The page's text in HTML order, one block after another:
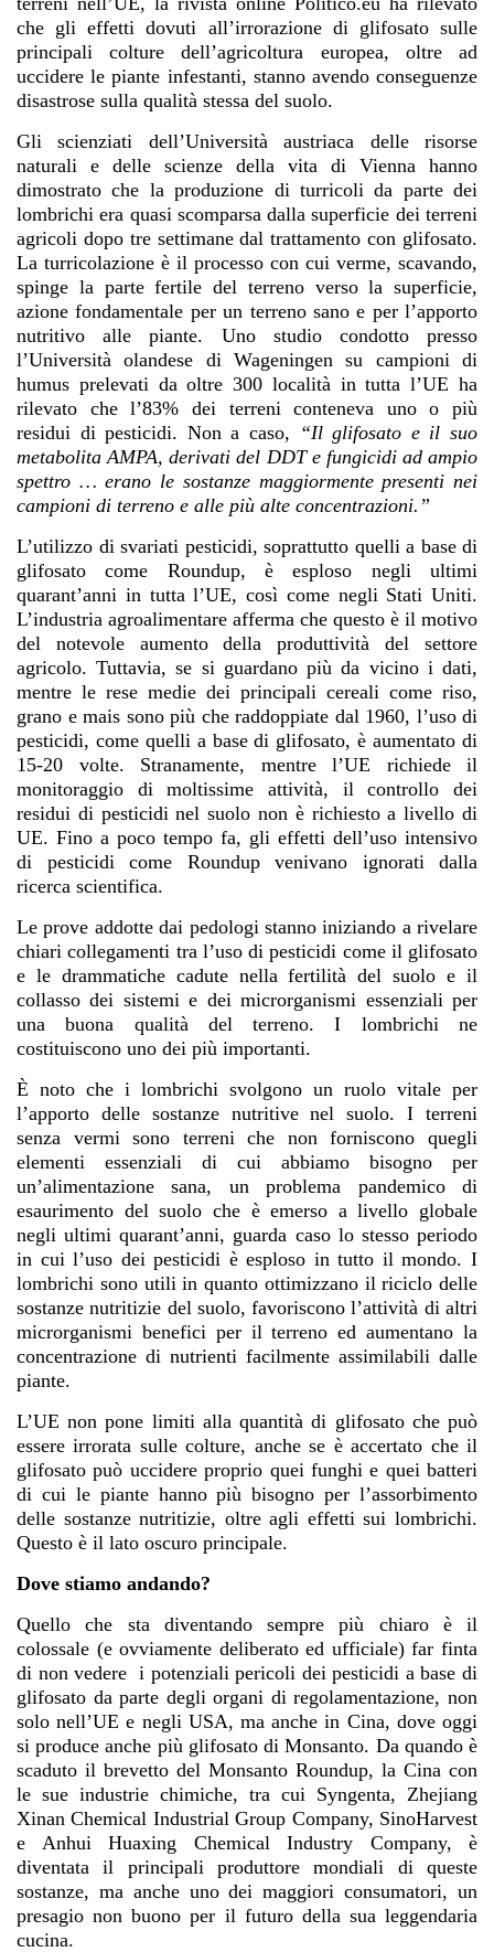
che gli effetti dovuti all’irrorazione di glifosato sulle
principali colture dell’agricoltura europea, oltre ad
uccidere le piante infestanti, stanno avendo conseguenze
disastrose sulla qualità stessa del suolo.
Gli scienziati dell’Università austriaca delle risorse
naturali e delle scienze della vita di Vienna hanno
dimostrato che la produzione di turricoli da parte dei
lombrichi era quasi scomparsa dalla superficie dei terreni
agricoli dopo tre settimane dal trattamento con glifosato.
La turricolazione è il processo con cui verme, scavando,
spinge la parte fertile del terreno verso la superficie,
azione fondamentale per un terreno sano e per l’apporto
nutritivo alle piante. Uno studio condotto presso
l’Università olandese di Wageningen su campioni di
humus prelevati da oltre 300 località in tutta l’UE ha
rilevato che l’83% dei terreni conteneva uno o più
residui di pesticidi. Non a caso, “Il glifosato e il suo
metabolita AMPA, derivati del DDT e fungicidi ad ampio
spettro … erano le sostanze maggiormente presenti nei
campioni di terreno e alle più alte concentrazioni.”
L’utilizzo di svariati pesticidi, soprattutto quelli a base di
glifosato come Roundup, è esploso negli ultimi
quarant’anni in tutta l’UE, così come negli Stati Uniti.
L’industria agroalimentare afferma che questo è il motivo
del notevole aumento della produttività del settore
agricolo. Tuttavia, se si guardano più da vicino i dati,
mentre le rese medie dei principali cereali come riso,
grano e mais sono più che raddoppiate dal 1960, l’uso di
pesticidi, come quelli a base di glifosato, è aumentato di
15-20 volte. Stranamente, mentre l’UE richiede il
monitoraggio di moltissime attività, il controllo dei
residui di pesticidi nel suolo non è richiestoa livello di
UE. Fino a poco tempo fa, gli effetti dell’uso intensivo
di pesticidi come Roundup venivano ignorati dalla
ricerca scientifica.
Le prove addotte dai pedologi stanno iniziando a rivelare
chiari collegamenti tra l’uso di pesticidi come il glifosato
e le drammatiche cadute nella fertilità del suolo e il
collasso dei sistemi e dei microrganismi essenziali per
una buona qualità del terreno. I lombrichi ne
costituiscono uno dei più importanti.
È noto che i lombrichi svolgono un ruolo vitale per
l’apporto delle sostanze nutritive nel suolo. I terreni
senza vermi sono terreni che non forniscono quegli
elementi essenziali di cui abbiamo bisogno per
un’alimentazione sana, un problema pandemico di
esaurimento del suolo che è emerso a livello globale
negli ultimi quarant’anni, guarda caso lo stesso periodo
in cui l’uso dei pesticidi è esploso in tutto il mondo. I
lombrichi sono utili in quanto ottimizzano il riciclo delle
sostanze nutritizie del suolo, favoriscono l’attività di altri
microrganismi benefici per il terreno ed aumentano la
concentrazione di nutrienti facilmente assimilabili dalle
piante.
L’UE non pone limiti alla quantità di glifosato che può
essere irrorata sulle colture, anche se è accertato che il
glifosato può uccidere proprio quei funghi e quei batteri
di cui le piante hanno più bisogno per l’assorbimento
delle sostanze nutritizie, oltre agli effetti sui lombrichi.
Questo è il lato oscuro principale.
Dove stiamo andando?
Quello che sta diventando sempre più chiaro è il
colossale (e ovviamente deliberato ed ufficiale) far finta
di non vedere i potenziali pericoli dei pesticidi a base di
glifosato da parte degli organi di regolamentazione, non
solo nell’UE e negli USA, ma anche in Cina, dove oggi
si produce anche più glifosato di Monsanto. Da quando è
scaduto il brevetto del Monsanto Roundup, la Cina con
le sue industrie chimiche, tra cui Syngenta, Zhejiang
Xinan Chemical Industrial Group Company, SinoHarvest
e Anhui Huaxing Chemical Industry Company, è
diventata il principali produttore mondiali di queste
sostanze, ma anche uno dei maggiori consumatori, un
presagio non buono per il futuro della sua leggendaria
cucina.